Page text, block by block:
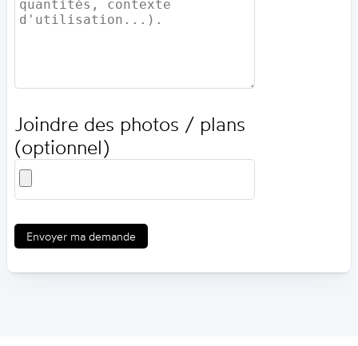
Joindre des photos / plans
(optionnel)
Envoyer ma demande